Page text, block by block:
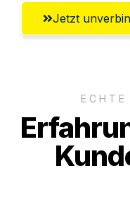
Jetzt
ECHTE